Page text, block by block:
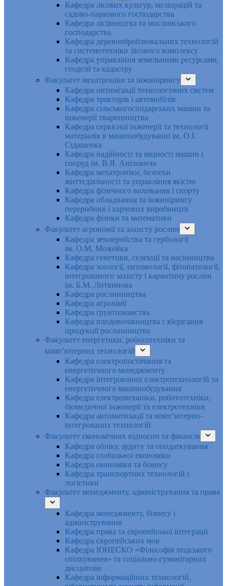
Кафедра лісових культур, меліорацій та
садово-паркового господарства
Кафедра лісівництва та мисливського
господарства
Кафедра деревооброблювальних технологій
та системотехніки лісового комплексу
Кафедра управління земельними ресурсами,
геодезії та кадастру
Факультет мехатроніки та інжинірингу
Кафедра оптимізації технологічних систем
Кафедра тракторів і автомобілів
Кафедра сільськогосподарських машин та
інженерії тваринництва
Кафедра cервісної інженерії та технології
матеріалів в машинобудуванні ім. О.І.
Сідашенка
Кафедра надійності та міцності машин і
споруд ім. В.Я. Аніловича
Кафедра мехатроніки, безпеки
життєдіяльності та управління якістю
Кафедра фізичного виховання і спорту
Кафедра обладнання та інжинірингу
переробних і харчових виробництв
Кафедра фізики та математики
Факультет агрономії та захисту рослин
Кафедра землеробства та гербології
ім. О.М. Можейка
Кафедра генетики, селекції та насінництва
Кафедра зоології, ентомології, фітопатології,
інтегрованого захисту і карантину рослин
ім. Б.М. Литвинова
Кафедра рослинництва
Кафедра агрохімії
Кафедра ґрунтознавства
Кафедра плодовочівництва і зберігання
продукції рослинництва
Факультет енергетики, робототехніки та
комп’ютерних технологій
Кафедра електропостачання та
енергетичного менеджменту
Кафедра інтегрованих електротехнологій та
енергетичного машинобудування
Кафедра електромеханіки, робототехніки,
біомедичної інженерії та електротехніки
Кафедра автоматизації та комп’ютерно-
інтегрованих технологій
Факультет економічних відносин та фінансів
Кафедра обліку, аудиту та оподаткування
Кафедра глобальної економіки
Кафедра економіки та бізнесу
Кафедра транспортних технологій і
логістики
Факультет менеджменту, адміністрування та права
Кафедра менеджменту, бізнесу і
адміністрування
Кафедра права та європейської інтеграції
Кафедра європейських мов
Кафедра ЮНЕСКО «Філософія людського
спілкування» та соціально-гуманітарних
дисциплін
Кафедра інформаційних технологій,